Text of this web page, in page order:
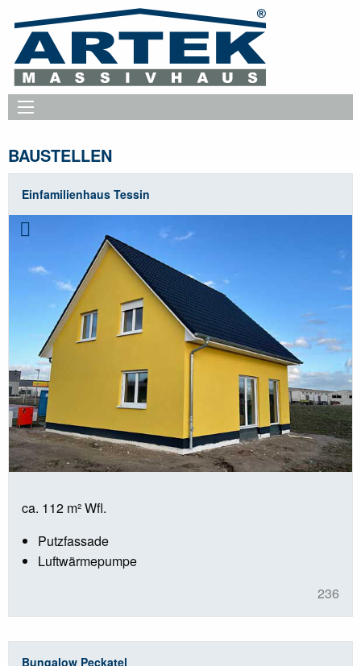
BAUSTELLEN
Einfamilienhaus Tessin
ca. 112 m² Wfl.
Putzfassade
Luftwärmepumpe
236
Bungalow Peckatel